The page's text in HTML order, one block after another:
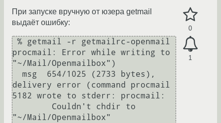
0
1
При запуске вручную от юзера getmail
выдаёт ошибку:
procmail: Error while writing to
"~/Mail/Openmailbox")
delivery error (command procmail
5182 wrote to stderr: procmail:
"~/Mail/Openmailbox"